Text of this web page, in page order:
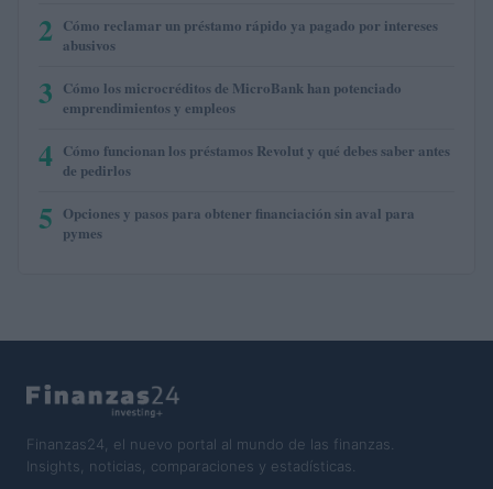
2 Cómo reclamar un préstamo rápido ya pagado por intereses
abusivos
3 Cómo los microcréditos de MicroBank han potenciado
emprendimientos y empleos
4 Cómo funcionan los préstamos Revolut y qué debes saber antes
de pedirlos
5 Opciones y pasos para obtener financiación sin aval para
pymes
Finanzas24, el nuevo portal al mundo de las finanzas.
Insights, noticias, comparaciones y estadísticas.